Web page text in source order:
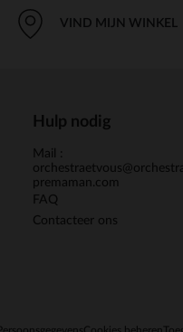
VIND MIJN WINKEL
Hulp nodig
Mail :
premaman.com
FAQ
Contacteer ons